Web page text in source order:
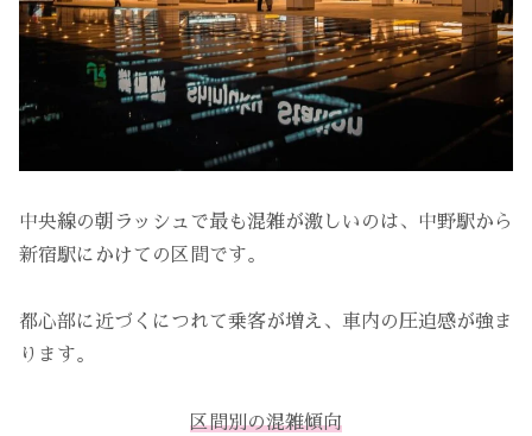
中央線の朝ラッシュで最も混雑が激しいのは、中野駅から
新宿駅にかけての区間です。
都心部に近づくにつれて乗客が増え、車内の圧迫感が強ま
ります。
区間別の混雑傾向